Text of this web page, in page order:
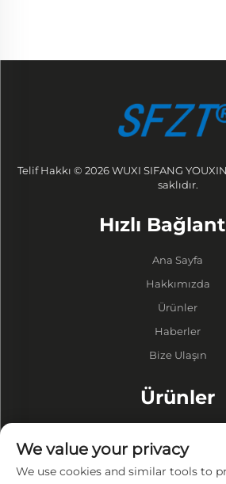
Telif Hakkı © 2026 WUXI SIFANG
saklıdır.
Hızlı
Ana Sayfa
Hakkımızda
Ürünler
Haberler
Bize Ulaşın
Ürünler
Boşluk Pompası
Vakum Fırınları
We value your privacy
We use cookies and similar tools to